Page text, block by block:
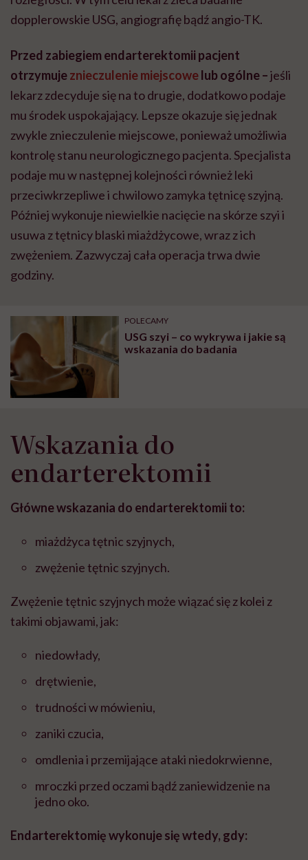
dopplerowskie USG, angiografię bądź angio-TK.
Przed zabiegiem endarterektomii pacjent
otrzymujeznieczulenie miejscowelub ogólne –jeśli
lekarz zdecyduje się na to drugie, dodatkowo podaje
mu środek uspokajający. Lepsze okazuje się jednak
zwykle znieczulenie miejscowe, ponieważ umożliwia
kontrolę stanu neurologicznego pacjenta. Specjalista
podaje mu w następnej kolejności również leki
przeciwkrzepliwe i chwilowo zamyka tętnicę szyjną.
Później wykonuje niewielkie nacięcie na skórze szyi i
usuwa z tętnicy blaski miażdżycowe, wraz z ich
zwężeniem. Zazwyczaj cała operacja trwa dwie
godziny.
POLECAMY
USG szyi – co wykrywa i jakie są
wskazania do badania
Wskazania do
endarterektomii
Główne wskazania do endarterektomii to:
miażdżyca tętnic szyjnych,
zwężenie tętnic szyjnych.
Zwężenie tętnic szyjnych może wiązać się z kolei z
takimi objawami, jak:
niedowłady,
drętwienie,
trudności w mówieniu,
zaniki czucia,
omdlenia i przemijające ataki niedokrwienne,
mroczki przed oczami bądź zaniewidzenie na
jedno oko.
Endarterektomię wykonuje się wtedy, gdy: